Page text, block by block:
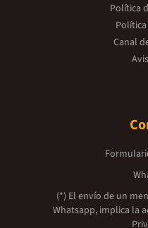
Política
Canal
(*) El envío de un
Whatsapp, implica la